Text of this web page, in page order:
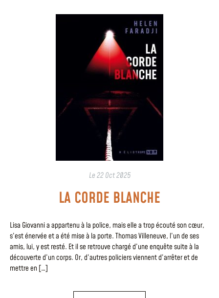
Le22 Oct 2025
LA CORDE BLANCHE
Lisa Giovanni a appartenu à la police, mais elle a trop écouté son cœur,
s’est énervée et a été mise à la porte. Thomas Villeneuve, l’un de ses
amis, lui, y est resté. Et il se retrouve chargé d’une enquête suite à la
découverte d’un corps. Or, d’autres policiers viennent d’arrêter et de
mettre en […]